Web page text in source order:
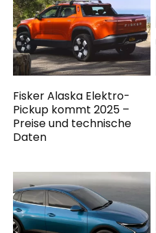
Fisker Alaska Elektro-
Pickup kommt 2025 –
Preise und technische
Daten